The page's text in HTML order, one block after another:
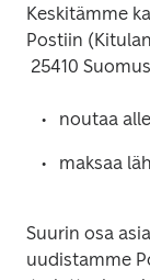
Keskitämme
Postiin
Suurin osa
uudistamme